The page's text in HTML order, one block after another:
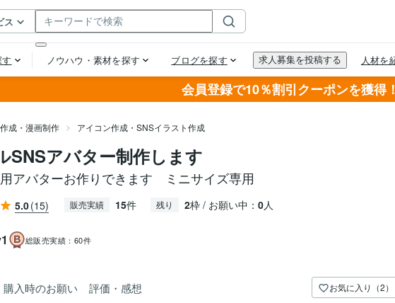
会員登録で10％割引クーポンを獲得！
成・漫画制作 アイコン作成・SNSイラスト作成
SNSアバター制作します
アバターお作りできます ミニサイズ専用
5.0(15) 販売実績 15件 残り 2枠 / お願い中： 0人
総販売実績： 60件
購入時のお願い 評価・感想 お気に入り（2）